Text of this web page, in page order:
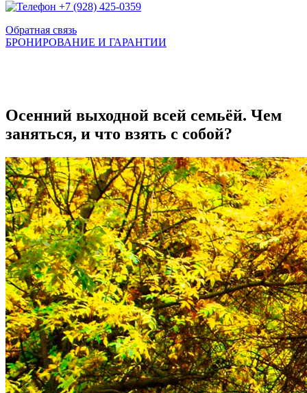
+7 (928) 425-0359
Обратная связь
БРОНИРОВАНИЕ И ГАРАНТИИ
Осенний выходной всей семьёй. Чем
заняться, и что взять с собой?